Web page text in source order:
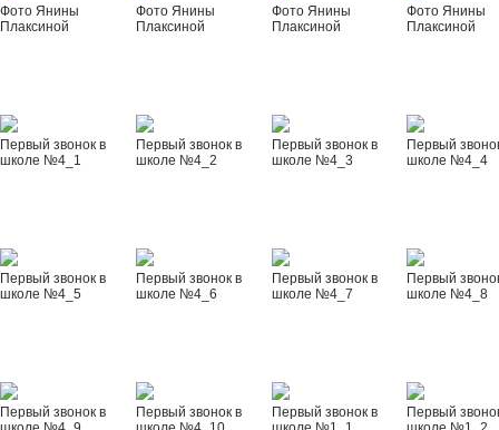
Фото Янины
Плаксиной
Фото Янины
Плаксиной
Фото Янины
Плаксиной
Фото Янины
Плаксиной
Первый звонок в
школе №4_1
Первый звонок в
школе №4_2
Первый звонок в
школе №4_3
Первый
школе №4_4
Первый звонок в
школе №4_5
Первый звонок в
школе №4_6
Первый звонок в
школе №4_7
Первый
школе №4_8
Первый звонок в
Первый звонок в
Первый звонок в
Первый